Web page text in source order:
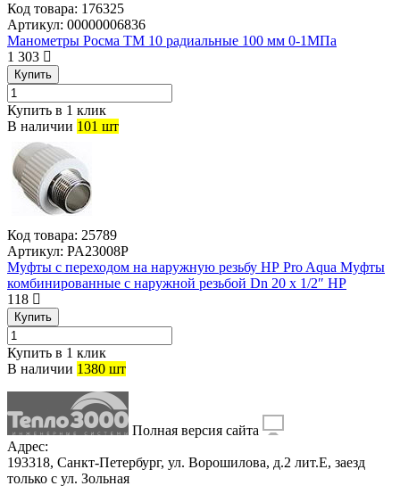
Код товара: 176325
Артикул: 00000006836
Манометры Росма ТМ 10 радиальные 100 мм 0-1МПа
1 303
Купить
Купить в 1 клик
В наличии 101 шт
Код товара: 25789
Артикул: PA23008P
Муфты с переходом на наружную резьбу НР Pro Aqua Муфты
комбинированные с наружной резьбой Dn 20 х 1/2″ НР
118
Купить
Купить в 1 клик
В наличии 1380 шт
Полная версия сайта
Адрес:
193318, Санкт-Петербург, ул. Ворошилова, д.2 лит.Е, заезд
только с ул. Зольная